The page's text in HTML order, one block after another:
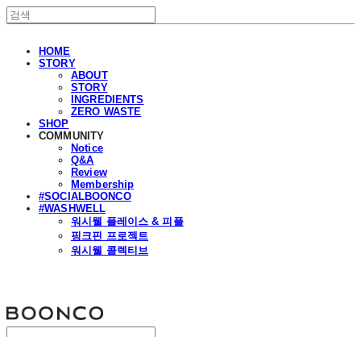
HOME
STORY
ABOUT
STORY
INGREDIENTS
ZERO WASTE
SHOP
COMMUNITY
Notice
Q&A
Review
Membership
#SOCIALBOONCO
#WASHWELL
워시웰 플레이스 & 피플
핑크핀 프로젝트
워시웰 콜렉티브